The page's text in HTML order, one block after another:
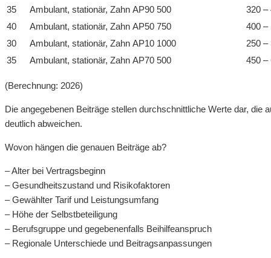
35
Ambulant, stationär, Zahn AP90 500
320 –
40
Ambulant, stationär, Zahn AP50 750
400 –
30
Ambulant, stationär, Zahn AP10 1000
250 –
35
Ambulant, stationär, Zahn AP70 500 450 –
(Berechnung: 2026)
Die angegebenen Beiträge stellen durchschnittliche Werte dar,
deutlich abweichen.
Wovon hängen die genauen Beiträge ab?
– Alter bei Vertragsbeginn
– Gesundheitszustand und Risikofaktoren
– Gewählter Tarif und Leistungsumfang
– Höhe der Selbstbeteiligung
– Berufsgruppe und gegebenenfalls Beihilfeanspruch
– Regionale Unterschiede und Beitragsanpassungen